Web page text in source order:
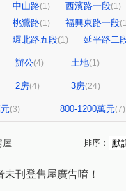
中山路(1) 西濱路一段(1)
桃鶯路(1) 福興東路一段
環北路五段(1) 延平路二
辦公(4) 土地(1)
2房(4) 3房(24)
(3) 800-1200萬元(7)
屋 排序：
刊登售屋廣告唷！